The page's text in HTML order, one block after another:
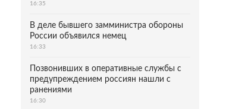
16:35
В деле бывшего замминистра обороны
России объявился немец
16:33
Позвонивших в оперативные службы с
предупреждением россиян нашли с
ранениями
16:30